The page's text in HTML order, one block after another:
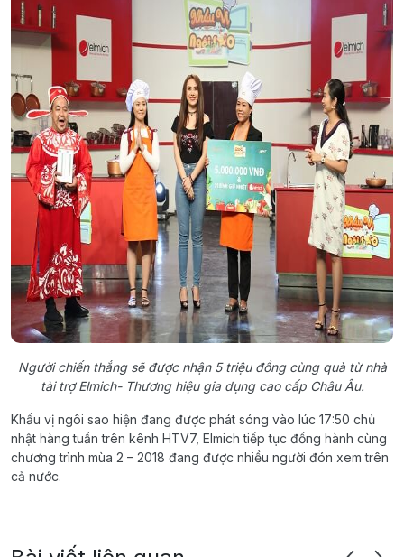
Người chiến thắng sẽ được nhận 5 triệu đồng cùng quà từ nhà
tài trợ Elmich- Thương hiệu gia dụng cao cấp Châu Âu.
Khẩu vị ngôi sao hiện đang được phát sóng vào lúc 17:50 chủ
nhật hàng tuần trên kênh HTV7, Elmich tiếp tục đồng hành cùng
chương trình mùa 2 – 2018 đang được nhiều người đón xem trên
cả nước.